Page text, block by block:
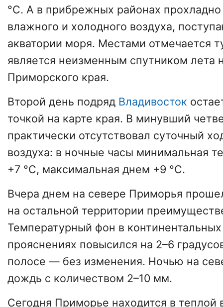
°C. А в прибрежных районах
влажного и холодного воздуха,
акватории моря. Местами отмечается
является неизменным спутником лета
Приморского края.
Второй день подряд Владивосток
точкой на карте края. В минувший
практически отсутствовал суточный
воздуха: в ночные часы минимальная
+7 °C, максимальная днем +9 °C.
Вчера днем на севере Приморья
на остальной территории
Температурный фон в
прояснениях повысился на 2–6
полосе — без изменения. Ночью на
дождь с количеством 2–10 мм.
Сегодня Приморье находится в теплой